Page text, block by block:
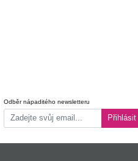
Odběr nápaditého newsletteru
Přihlásit